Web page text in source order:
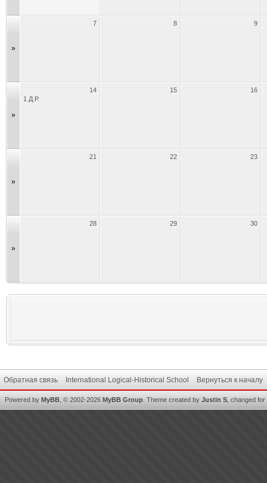
»
7 8 9
»
14
1 Д.Р.
15 16
»
21 22 23
»
28 29 30
Обратная связь International Logical-Historical School Вернуться к началу
Powered by MyBB , © 2002-2026 MyBB Group Theme created by Justin S , changed